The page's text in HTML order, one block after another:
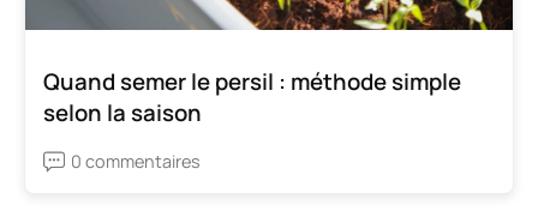
Quand semer le persil : méthode simple
selon la saison
0 commentaires